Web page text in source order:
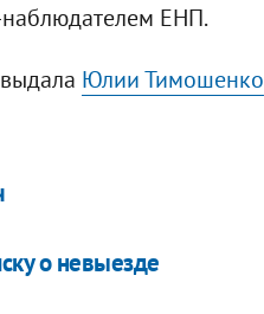
наблюдателем ЕНП.
Юлии Тимошенко
о невыезде